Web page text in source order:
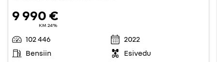
9 990 €
KM 24%
102 446
2022
Bensiin
Esivedu